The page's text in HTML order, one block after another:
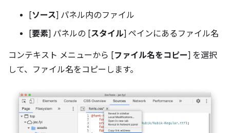
[ソース] パネル内のファイル
[要素] パネルの [スタイル] ペインにあるファイル名
コンテキスト メニューから [ファイル名をコピー] を選択
して、ファイル名をコピーします。